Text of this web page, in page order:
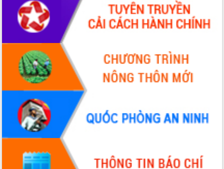
niệm 101 năm Ngày Báo chí Cách
mạng Việt Nam
Đắk Lắk sơ kết 4 năm triển khai thực
hiện Đề án 06 của Chính phủ
Họp báo thông tin về Hội nghị Công bố
Quy hoạch và Xúc tiến đầu tư tỉnh Đắk
Khơi thông điểm nghẽn, đẩy nhanh
giải ngân vốn khắc phục thiên tai
HĐND tỉnh thông qua điều chỉnh Quy
hoạch tỉnh thời kỳ 2021-2030
Hội thảo góp ý hồ sơ điều chỉnh quy
hoạch tỉnh Đắk Lắk thời kỳ 2021-2030,
tầm nhìn đến năm 2050
Nâng cao hiệu quả hoạt động của các